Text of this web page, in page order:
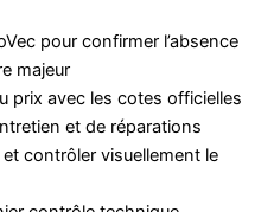
pour confirmer l’absence
majeur
prix avec les cotes officielles
et de réparations
contrôler visuellement le